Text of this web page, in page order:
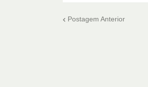
Postagem Anterior